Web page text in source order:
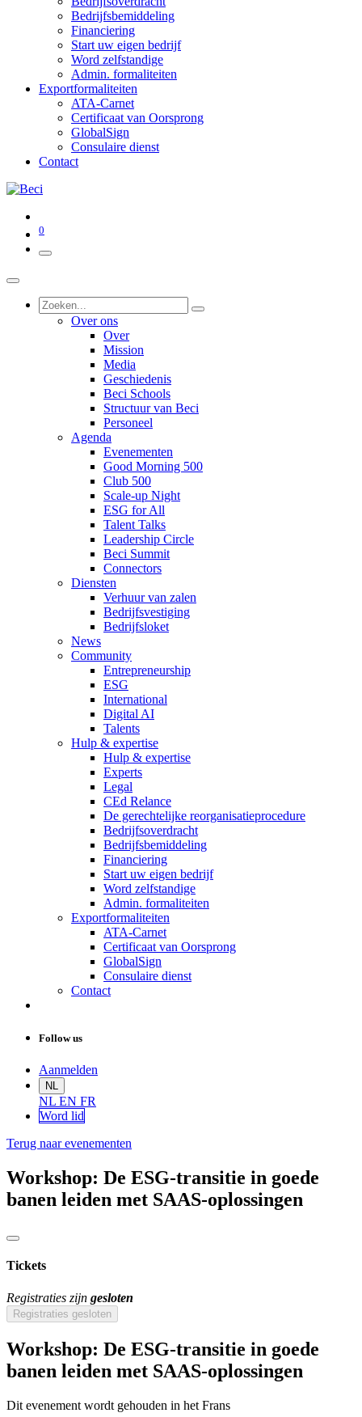
Bedrijfsbemiddeling
Financiering
Start uw eigen bedrijf
Word zelfstandige
Admin. formaliteiten
Exportformaliteiten
ATA-Carnet
Certificaat van Oorsprong
GlobalSign
Consulaire dienst
Contact
0
Over ons
Over
Mission
Media
Geschiedenis
Beci Schools
Structuur van Beci
Personeel
Agenda
Evenementen
Good Morning 500
Club 500
Scale-up Night
ESG for All
Talent Talks
Leadership Circle
Beci Summit
Connectors
Diensten
Verhuur van zalen
Bedrijfsvestiging
Bedrijfsloket
News
Community
Entrepreneurship
ESG
International
Digital AI
Talents
Hulp & expertise
Hulp & expertise
Experts
Legal
CEd Relance
De gerechtelijke reorganisatieprocedure
Bedrijfsoverdracht
Bedrijfsbemiddeling
Financiering
Start uw eigen bedrijf
Word zelfstandige
Admin. formaliteiten
Exportformaliteiten
ATA-Carnet
Certificaat van Oorsprong
GlobalSign
Consulaire dienst
Contact
Follow us
Aanmelden
NL
NL EN FR
Word lid
Terug naar evenementen
Workshop: De ESG-transitie in goede
banen leiden met SAAS-oplossingen
Tickets
Registraties zijn gesloten
Registraties gesloten
Workshop: De ESG-transitie in goede
banen leiden met SAAS-oplossingen
Dit evenement wordt gehouden in het Frans​